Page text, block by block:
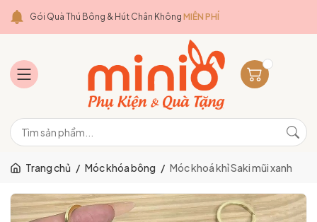
Gói Quà Thú Bông & Hút Chân Không MIỄN PHÍ
Trang chủ / Móc khóa bông / Móc khoá khỉ Saki mũi xanh